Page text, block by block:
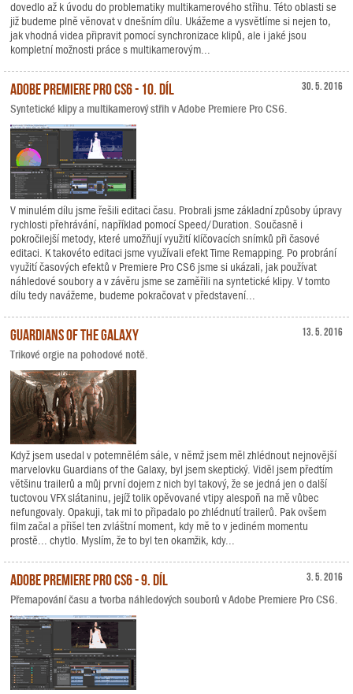
dovedlo až k úvodu do problematiky multikamerového střihu. Této oblasti se
již budeme plně věnovat v dnešním dílu. Ukážeme a vysvětlíme si nejen to,
jak vhodná videa připravit pomocí synchronizace klipů, ale i jaké jsou
kompletní možnosti práce s multikamerovým...
30. 5. 2016
Adobe Premiere Pro CS6 - 10. díl
Syntetické klipy a multikamerový střih v Adobe Premiere Pro CS6.
V minulém dílu jsme řešili editaci času. Probrali jsme základní způsoby úpravy
rychlosti přehrávání, například pomocí Speed/Duration. Současně i
pokročilejší metody, které umožňují využití klíčovacích snímků při časové
editaci. K takovéto editaci jsme využívali efekt Time Remapping. Po probrání
využití časových efektů v Premiere Pro CS6 jsme si ukázali, jak používat
náhledové soubory a v závěru jsme se zaměřili na syntetické klipy. V tomto
dílu tedy navážeme, budeme pokračovat v představení...
13. 5. 2016
Guardians of the Galaxy
Trikové orgie na pohodové notě.
Když jsem usedal v potemnělém sále, v němž jsem měl zhlédnout nejnovější
marvelovku Guardians of the Galaxy, byl jsem skeptický. Viděl jsem předtím
většinu trailerů a můj první dojem z nich byl takový, že se jedná jen o další
tuctovou VFX slátaninu, jejíž tolik opěvované vtipy alespoň na mě vůbec
nefungovaly. Opakuji, tak mi to připadalo po zhlédnutí trailerů. Pak ovšem
film začal a přišel ten zvláštní moment, kdy mě to v jediném momentu
prostě... chytlo. Myslím, že to byl ten okamžik, kdy...
3. 5. 2016
Adobe Premiere Pro CS6 - 9. díl
Přemapování času a tvorba náhledových souborů v Adobe Premiere Pro CS6.